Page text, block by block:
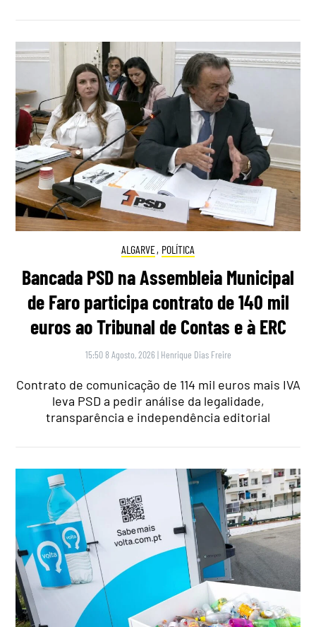
ALGARVE, POLÍTICA
Bancada PSD na Assembleia Municipal
de Faro participa contrato de 140 mil
euros ao Tribunal de Contas e à ERC
15:50 8 Agosto, 2026 | Henrique Dias Freire
Contrato de comunicação de 114 mil euros mais IVA
leva PSD a pedir análise da legalidade,
transparência e independência editorial